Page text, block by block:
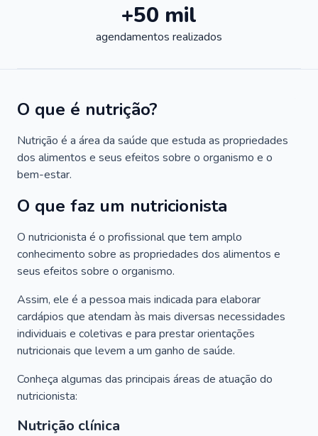
+50 mil
agendamentos realizados
O que é nutrição?
Nutrição é a área da saúde que estuda as propriedades
dos alimentos e seus efeitos sobre o organismo e o
bem-estar.
O que faz um nutricionista
O nutricionista é o profissional que tem amplo
conhecimento sobre as propriedades dos alimentos e
seus efeitos sobre o organismo.
Assim, ele é a pessoa mais indicada para elaborar
cardápios que atendam às mais diversas necessidades
individuais e coletivas e para prestar orientações
nutricionais que levem a um ganho de saúde.
Conheça algumas das principais áreas de atuação do
nutricionista:
Nutrição clínica